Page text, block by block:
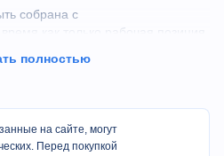
собрана с
как только рабочая позиция
стандартам DIN69880 и
полностью
на сайте, могут
Перед покупкой